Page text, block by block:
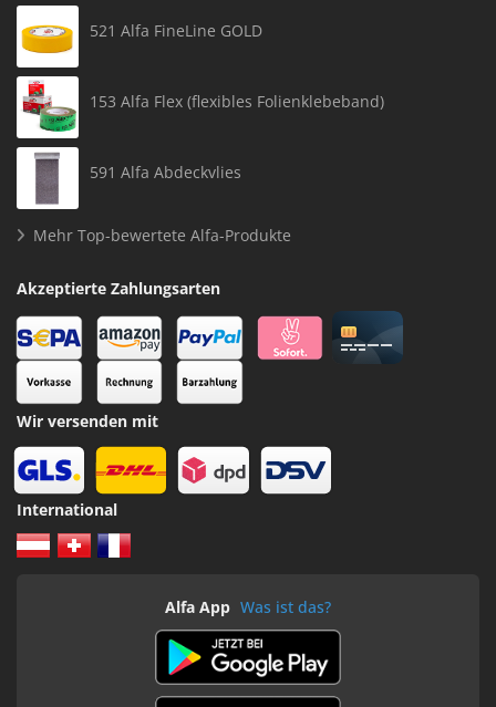
521 Alfa FineLine GOLD
153 Alfa Flex (flexibles Folienklebeband)
591 Alfa Abdeckvlies
Mehr Top-bewertete Alfa-Produkte
Akzeptierte Zahlungsarten
Wir versenden mit
International
Alfa App Was ist das?